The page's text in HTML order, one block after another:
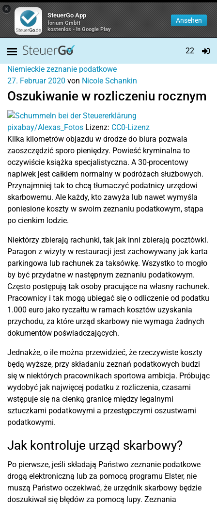
×
SteuerGo App
forium GmbH
kostenlos - In Google Play
Ansehen
22
Niemieckie zeznanie podatkowe
27. Februar 2020 von Nicole Schankin
Oszukiwanie w rozliczeniu rocznym
pixabay/Alexas_Fotos Lizenz: CC0-Lizenz
Kilka kilometrów objazdu w drodze do biura pozwala
zaoszczędzić sporo pieniędzy. Powieść kryminalna to
oczywiście książka specjalistyczna. A 30-procentowy
napiwek jest całkiem normalny w podróżach służbowych.
Przynajmniej tak to chcą tłumaczyć podatnicy urzędowi
skarbowemu. Ale każdy, kto zawyża lub nawet wymyśla
poniesione koszty w swoim zeznaniu podatkowym, stąpa
po cienkim lodzie.
Niektórzy zbierają rachunki, tak jak inni zbierają pocztówki.
Paragon z wizyty w restauracji jest zachowywany jak karta
parkingowa lub rachunek za taksówkę. Wszystko to mogło
by być przydatne w następnym zeznaniu podatkowym.
Często postępują tak osoby pracujące na własny rachunek.
Pracownicy i tak mogą ubiegać się o odliczenie od podatku
1.000 euro jako ryczałtu w ramach kosztów uzyskania
przychodu, za które urząd skarbowy nie wymaga żadnych
dokumentów poświadczających.
Jednakże, o ile można przewidzieć, że rzeczywiste koszty
będą wyższe, przy składaniu zeznań podatkowych budzi
się w niektórych pracownikach sportowa ambicja. Próbując
wydobyć jak najwięcej podatku z rozliczenia, czasami
wstępuje się na cienką granicę między legalnymi
sztuczkami podatkowymi a przestępczymi oszustwami
podatkowymi.
Jak kontroluje urząd skarbowy?
Po pierwsze, jeśli składają Państwo zeznanie podatkowe
drogą elektroniczną lub za pomocą programu Elster, nie
muszą Państwo oczekiwać, że urzędnik skarbowy będzie
doszukiwał się błędów za pomocą lupy. Zeznania